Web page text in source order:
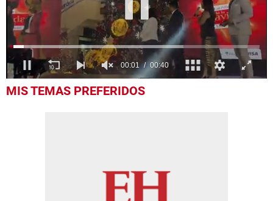
seconds
MIS TEMAS PREFERIDOS